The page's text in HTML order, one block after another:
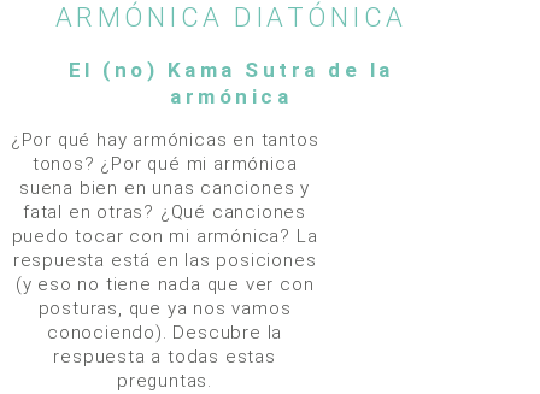
ARMÓNICA DIATÓNICA
El (no) Kama Sutra de la
armónica
¿Por qué hay armónicas en tantos
tonos? ¿Por qué mi armónica
suena bien en unas canciones y
fatal en otras? ¿Qué canciones
puedo tocar con mi armónica? La
respuesta está en las posiciones
(y eso no tiene nada que ver con
posturas, que ya nos vamos
conociendo). Descubre la
respuesta a todas estas
preguntas.